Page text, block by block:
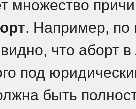
множество
. Например, по
что аборт
под
быть